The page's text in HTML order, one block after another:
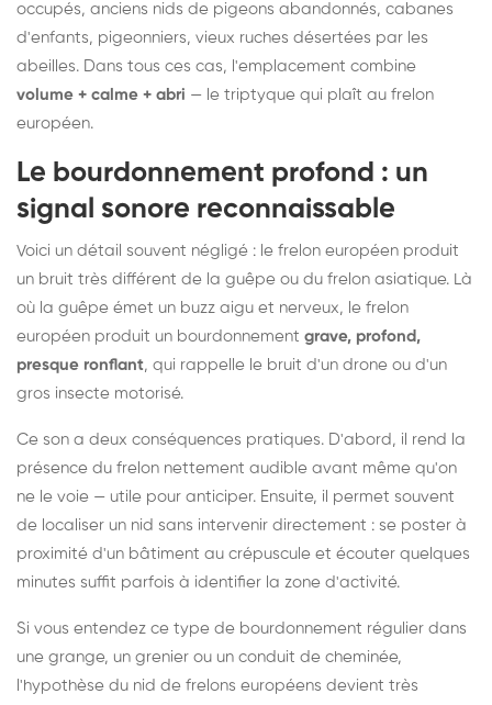
occupés, anciens nids de pigeons abandonnés, cabanes
d'enfants, pigeonniers, vieux ruches désertées par les
abeilles. Dans tous ces cas, l'emplacement combine
volume + calme + abri — le triptyque qui plaît au frelon
européen.
Le bourdonnement profond : un
signal sonore reconnaissable
Voici un détail souvent négligé : le frelon européen produit
un bruit très différent de la guêpe ou du frelon asiatique. Là
où la guêpe émet un buzz aigu et nerveux, le frelon
européen produit un bourdonnement grave, profond,
presque ronflant, qui rappelle le bruit d'un drone ou d'un
gros insecte motorisé.
Ce son a deux conséquences pratiques. D'abord, il rend la
présence du frelon nettement audible avant même qu'on
ne le voie — utile pour anticiper. Ensuite, il permet souvent
de localiser un nid sans intervenir directement : se poster à
proximité d'un bâtiment au crépuscule et écouter quelques
minutes suffit parfois à identifier la zone d'activité.
Si vous entendez ce type de bourdonnement régulier dans
une grange, un grenier ou un conduit de cheminée,
l'hypothèse du nid de frelons européens devient très